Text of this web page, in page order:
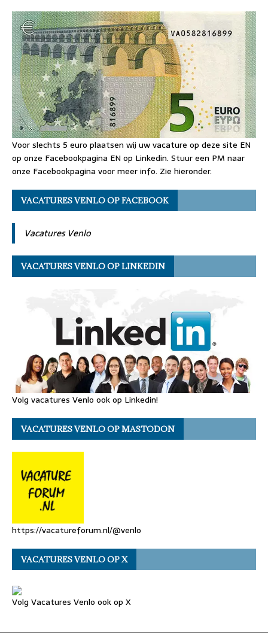
Voor slechts 5 euro plaatsen wij uw vacature op deze site EN
op onze Facebookpagina EN op Linkedin. Stuur een PM naar
onze Facebookpagina voor meer info. Zie hieronder.
VACATURES VENLO OP FACEBOOK
Vacatures Venlo
VACATURES VENLO OP LINKEDIN
Volg vacatures Venlo ook op Linkedin!
VACATURES VENLO OP MASTODON
https://vacatureforum.nl/@venlo
VACATURES VENLO OP X
Volg Vacatures Venlo ook op X